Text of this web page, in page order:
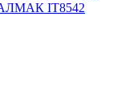
IT8542